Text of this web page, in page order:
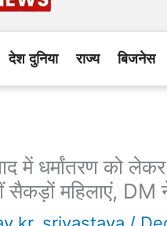
देश दुनिया राज्य बिजनेस
में धर्मांतरण को
सैकड़ों महिलाएं,